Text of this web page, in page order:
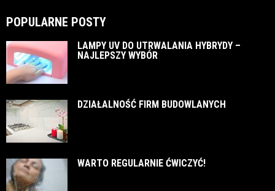
POPULARNE POSTY
LAMPY UV DO UTRWALANIA HYBRYDY –
NAJLEPSZY WYBÓR
DZIAŁALNOŚĆ FIRM BUDOWLANYCH
WARTO REGULARNIE ĆWICZYĆ!